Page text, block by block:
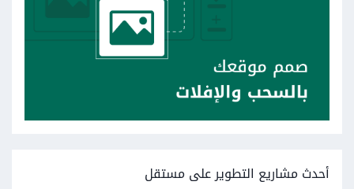
أحدث مشاريع التطوير على مستقل